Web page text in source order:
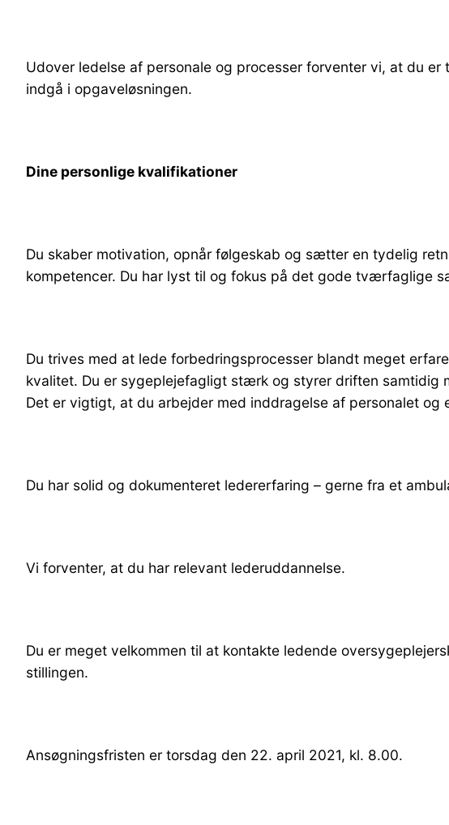
Udover ledelse af personale og processer forventer vi, at du
indgå i opgaveløsningen.
Dine personlige kvalifikationer
Du skaber motivation, opnår følgeskab og sætter en tydelig
kompetencer. Du har lyst til og fokus på det gode tværfaglige
Du trives med at lede forbedringsprocesser blandt meget
kvalitet. Du er sygeplejefagligt stærk og styrer driften samtidig
Det er vigtigt, at du arbejder med inddragelse af personalet og
Du har solid og dokumenteret ledererfaring – gerne fra et
Vi forventer, at du har relevant lederuddannelse.
Du er meget velkommen til at kontakte ledende
stillingen.
Ansøgningsfristen er torsdag den 22. april 2021, kl. 8.00.